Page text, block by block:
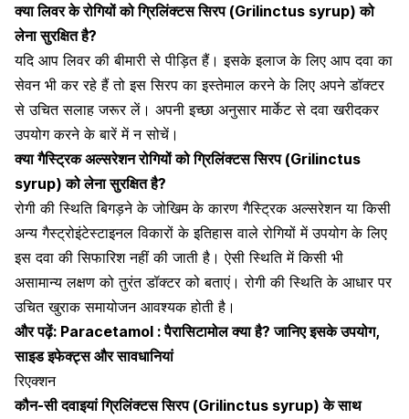
क्या लिवर के रोगियों कोग्रिलिंक्टससिरप (Grilinctus syrup) को
लेना सुरक्षित है?
यदि आपलिवर की बीमारी से पीड़ित हैं। इसके इलाज के लिए आप दवा का
सेवन भी कर रहे हैं तो इस सिरप का इस्तेमाल करने के लिए अपने डॉक्टर
से उचित सलाह जरूर लें। अपनी इच्छा अनुसार मार्केट से दवा खरीदकर
उपयोग करने के बारें में न सोचें।
क्यागैस्ट्रिक अल्सरेशनरोगियों कोग्रिलिंक्टससिरप (Grilinctus
syrup) को लेना सुरक्षित है?
रोगी की स्थिति बिगड़ने के जोखिम के कारणगैस्ट्रिकअल्सरेशन या किसी
अन्य गैस्ट्रोइंटेस्टाइनल विकारों के इतिहास वाले रोगियों में उपयोग के लिए
इस दवा की सिफारिश नहीं की जाती है। ऐसी स्थिति में किसी भी
असामान्य लक्षण को तुरंत डॉक्टर को बताएं। रोगी की ​​स्थिति के आधार पर
उचित खुराक समायोजन आवश्यक होती है।
और पढ़ें: Paracetamol : पैरासिटामोल क्या है? जानिए इसके उपयोग,
साइड इफेक्ट्स और सावधानियां
रिएक्शन
कौन-सी दवाइयांग्रिलिंक्टससिरप (Grilinctus syrup)के साथ